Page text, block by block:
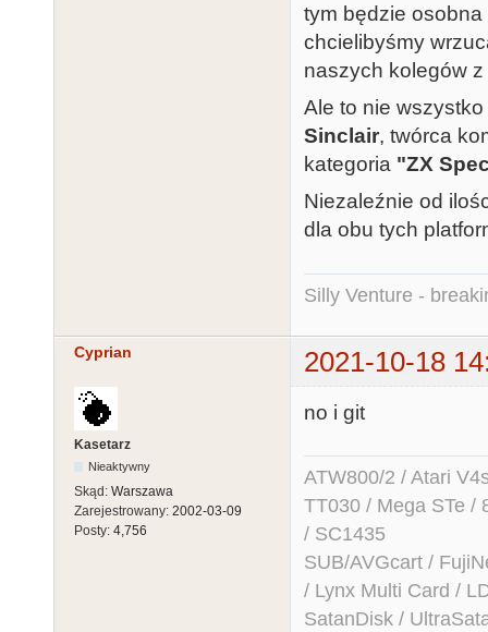
tym będzie
chcielibyśmy
naszych kolegów
Ale to nie
Sinclair, twórca
kategoria "ZX
Niezaleźnie od
dla obu tych
Silly Venture -
Cyprian 2021-10-18
Kasetarz
Nieaktywny
Skąd: Warszawa
Zarejestrowany: 2002-03-09
Posty: 4,756
no i git
ATW800/2 / Atari
TT030 / Mega STe /
/ SC1435
SUB/AVGcart /
/ Lynx Multi Card /
SatanDisk /